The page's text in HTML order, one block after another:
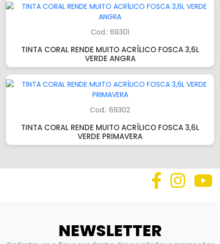
Cod.: 69301
TINTA CORAL RENDE MUITO ACRÍLICO FOSCA 3,6L
VERDE ANGRA
Cod.: 69302
TINTA CORAL RENDE MUITO ACRÍLICO FOSCA 3,6L
VERDE PRIMAVERA
NEWSLETTER